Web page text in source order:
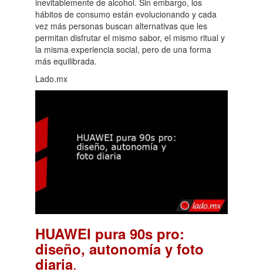
inevitablemente de alcohol. Sin embargo, los
hábitos de consumo están evolucionando y cada
vez más personas buscan alternativas que les
permitan disfrutar el mismo sabor, el mismo ritual y
la misma experiencia social, pero de una forma
más equilibrada.
Lado.mx
HUAWEI pura 90s pro:
diseño, autonomía y foto
diaria.